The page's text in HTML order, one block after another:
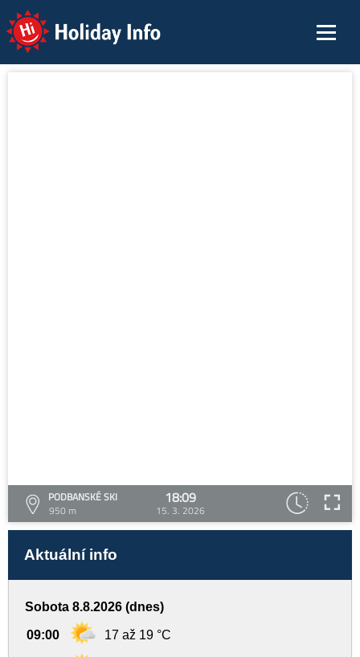
Holiday Info
PODBANSKÉ SKI
950 m
18:09
15. 3. 2026
Aktuální info
Sobota 8.8.2026 (dnes)
09:00 17 až 19 °C